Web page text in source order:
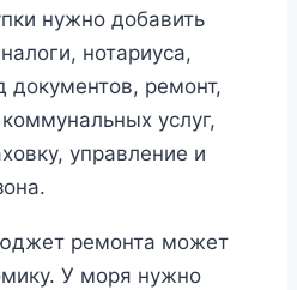
нужно добавить
нотариуса,
ремонт,
услуг,
управление и
ремонта может
У моря нужно